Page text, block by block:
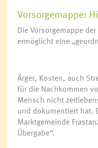
Vorsorgemappe:
Die Vorsorgemappe
ermöglicht eine
Ärger, Kosten, auch
für die Nachkommen
Mensch nicht
und dokumentiert hat.
Marktgemeinde
Übergabe“.